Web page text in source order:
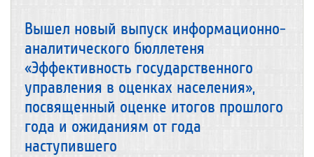
Вышел новый выпуск информационно-
аналитического бюллетеня
«Эффективность государственного
управления в оценках населения»,
посвященный оценке итогов прошлого
года и ожиданиям от года
наступившего